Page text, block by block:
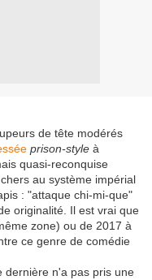
de tête modérés
prison-style à
quasi-reconquise
au système impérial
: "attaque chi-mi-que"
originalité. Il est vrai que
zone) ou de 2017 à
ce genre de comédie
dernière n'a pas pris une